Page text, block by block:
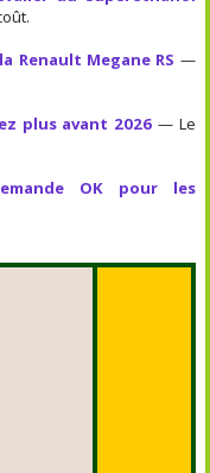
Renault Megane RS —
plus avant 2026 — Le
OK pour les